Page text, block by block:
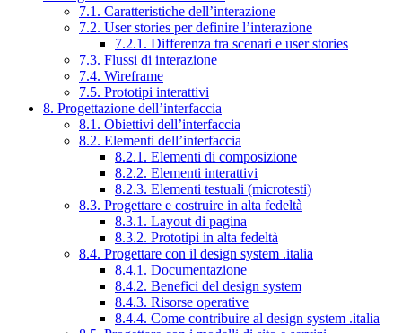
7.1. Caratteristiche dell’interazione
7.2. User stories per definire l’interazione
7.2.1. Differenza tra scenari e user stories
7.3. Flussi di interazione
7.4. Wireframe
7.5. Prototipi interattivi
8. Progettazione dell’interfaccia
8.1. Obiettivi dell’interfaccia
8.2. Elementi dell’interfaccia
8.2.1. Elementi di composizione
8.2.2. Elementi interattivi
8.2.3. Elementi testuali (microtesti)
8.3. Progettare e costruire in alta fedeltà
8.3.1. Layout di pagina
8.3.2. Prototipi in alta fedeltà
8.4. Progettare con il design system .italia
8.4.1. Documentazione
8.4.2. Benefici del design system
8.4.3. Risorse operative
8.4.4. Come contribuire al design system .italia